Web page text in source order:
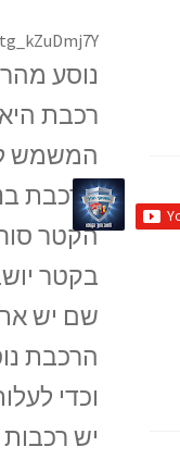
נוסע
רכבת
המשמש
הרכבת
הקטר
בקטר
שם יש
הרכבת
וכדי
יש